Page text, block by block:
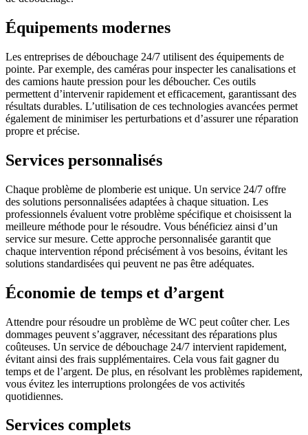
Équipements modernes
Les entreprises de débouchage 24/7 utilisent des équipements de
pointe. Par exemple, des caméras pour inspecter les canalisations et
des camions haute pression pour les déboucher. Ces outils
permettent d’intervenir rapidement et efficacement, garantissant des
résultats durables. L’utilisation de ces technologies avancées permet
également de minimiser les perturbations et d’assurer une réparation
propre et précise.
Services personnalisés
Chaque problème de plomberie est unique. Un service 24/7 offre
des solutions personnalisées adaptées à chaque situation. Les
professionnels évaluent votre problème spécifique et choisissent la
meilleure méthode pour le résoudre. Vous bénéficiez ainsi d’un
service sur mesure. Cette approche personnalisée garantit que
chaque intervention répond précisément à vos besoins, évitant les
solutions standardisées qui peuvent ne pas être adéquates.
Économie de temps et d’argent
Attendre pour résoudre un problème de WC peut coûter cher. Les
dommages peuvent s’aggraver, nécessitant des réparations plus
coûteuses. Un service de débouchage 24/7 intervient rapidement,
évitant ainsi des frais supplémentaires. Cela vous fait gagner du
temps et de l’argent. De plus, en résolvant les problèmes rapidement,
vous évitez les interruptions prolongées de vos activités
quotidiennes.
Services complets